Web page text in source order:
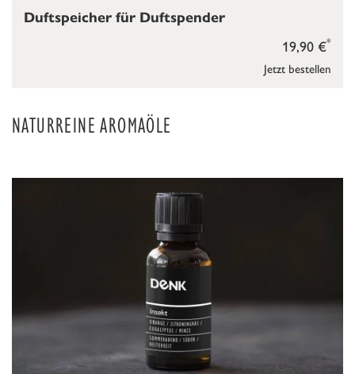
Jetzt bestellen
19,90 €*
Duftspeicher für Duftspender
NATURREINE AROMAÖLE